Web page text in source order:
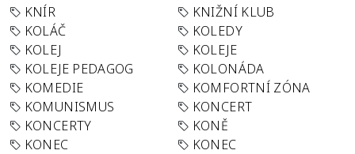
KNÍR
KNIŽNÍ KLUB
KOLÁČ
KOLEDY
KOLEJ
KOLEJE
KOLEJE PEDAGOG
KOLONÁDA
KOMEDIE
KOMFORTNÍ ZÓNA
KOMUNISMUS
KONCERT
KONCERTY
KONĚ
KONEC
KONEC